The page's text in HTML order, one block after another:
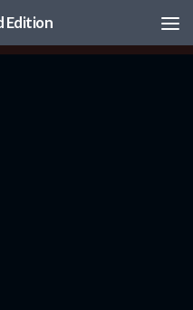
Edition